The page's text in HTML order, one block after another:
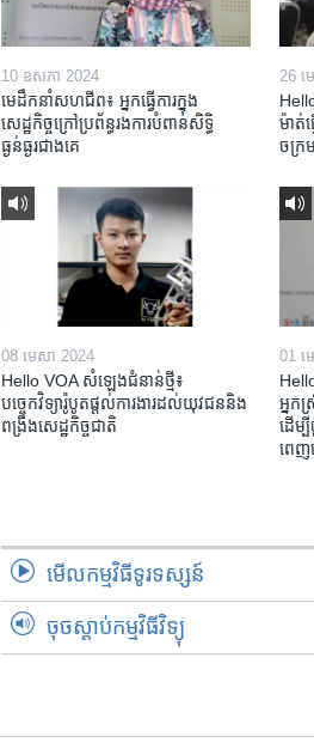
10 ឧសភា 2024
មេដឹកនាំសហជីព៖ អ្នកធ្វើការក្នុង
សេដ្ឋកិច្ចក្រៅប្រព័ន្ធរងការបំពានសិទ្ធិ
ធ្ងន់ធ្ងរជាងគេ
26 ម
ម៉ាត់​ធ្
ចក្រ​
08 មេសា 2024
Hello VOA សំឡេង​ជំនាន់​ថ្មី៖
បច្ចេកវិទ្យា​រ៉ូបូត​ផ្តល់​ការងារ​ដល់​យុវជននិង​
ពង្រឹង​​សេដ្ឋកិច្ច​ជាតិ​​​​​​
01 ម
អ្នក
ដើម្
ពេ
មើល​កម្មវិធី​ទូរទស្សន៍
ចុចស្តាប់កម្មវិធីវិទ្យុ